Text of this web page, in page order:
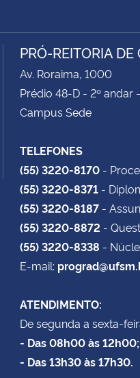
PRÓ-REITORIA
Av. Roraima, 1000
Prédio 48-D - 2º andar
Campus Sede
TELEFONES
(55) 3220-8170 -
(55) 3220-8371 -
(55) 3220-8187 -
(55) 3220-8872 -
(55) 3220-8338 -
E-mail:
ATENDIMENTO:
De segunda a sexta-
- Das 08h00 às 12h00;
- Das 13h30 às 17h30.